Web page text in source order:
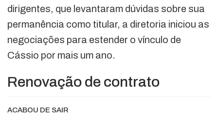
dirigentes, que levantaram dúvidas sobre sua
permanência como titular, a diretoria iniciou as
negociações para estender o vínculo de
Cássio por mais um ano.
Renovação de contrato
ACABOU DE SAIR